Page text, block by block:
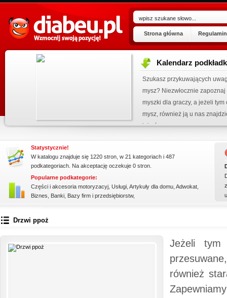
Strona główna
Kalendarz
Szukasz przykuwających
mysz? Niezwłocznie
myszki dla graczy, a jeżeli
mysz, również ją u nas
jakośc...
Statystycznie!
W katalogu znajduje się 1220 stron, w 21 kategoriach i 487
podkategoriach. Na akceptację oczekuje 0 stron.
Popularne podkategorie:
Części i akcesoria motoryzacyj Usługi Artykuły dla domu Adwokat
Biznes
Banki Bazy firm i przedsiębiorstw,
Drzwi ppoż
Jeżeli tym
również